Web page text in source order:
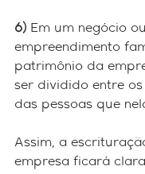
6) Em um negócio ou
empreendimento
patrimônio da
ser dividido entre
das pessoas que
Assim, a
empresa ficará